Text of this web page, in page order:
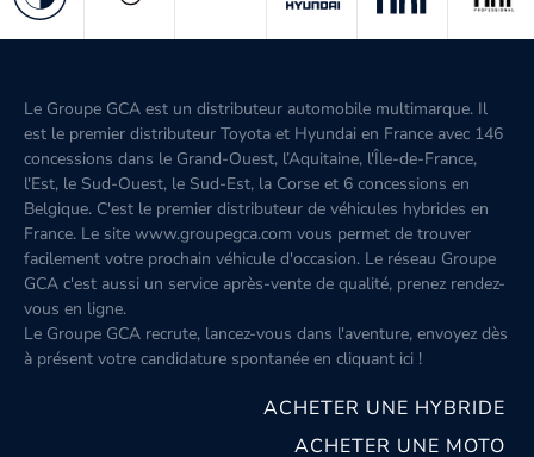
Le Groupe GCA est un distributeur automobile multimarque. Il
est le premier distributeur Toyota et Hyundai en France avec 146
concessions dans le Grand-Ouest, l’Aquitaine, l'Île-de-France,
l'Est, le Sud-Ouest, le Sud-Est, la Corse et 6 concessions en
Belgique. C'est le premier distributeur de véhicules hybrides en
France. Le site www.groupegca.com vous permet de trouver
facilement votre prochain véhicule d'occasion. Le réseau Groupe
GCA c'est aussi un service après-vente de qualité, prenez rendez-
vous en ligne.
Le Groupe GCA recrute, lancez-vous dans l'aventure, envoyez dès
à présent votre candidature spontanée en cliquant ici !
ACHETER UNE HYBRIDE
ACHETER UNE MOTO